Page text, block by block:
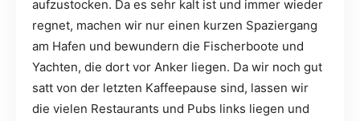
aufzustocken. Da es sehr kalt ist und immer wieder
regnet, machen wir nur einen kurzen Spaziergang
am Hafen und bewundern die Fischerboote und
Yachten, die dort vor Anker liegen. Da wir noch gut
satt von der letzten Kaffeepause sind, lassen wir
die vielen Restaurants und Pubs links liegen und